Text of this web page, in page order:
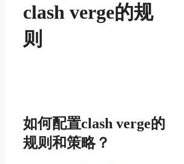
clash verge的规
则
如何配置clash verge的
规则和策略？